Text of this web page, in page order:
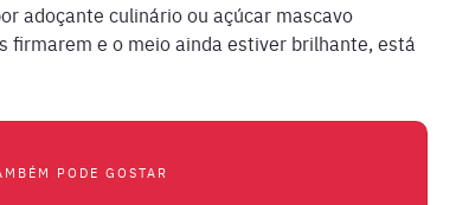
adoçante culinário ou açúcar mascavo
firmarem e o meio ainda estiver brilhante, está
PODE GOSTAR